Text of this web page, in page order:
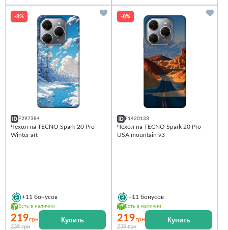
-8%
F297384
Чехол на TECNO Spark 20 Pro
Winter art
+11 бонусов
Есть в наличии
219грн
239 грн
Купить
-8%
F1420133
Чехол на TECNO Spark 20 Pro
USA mountain v3
+11 бонусов
Есть в наличии
219грн
239 грн
Купить